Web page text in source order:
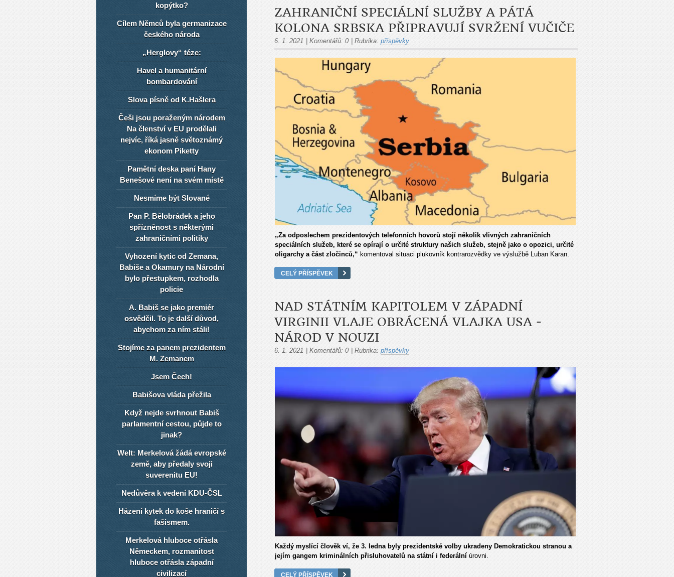
ZAHRANIČNÍ SPECIÁLNÍ SLUŽBY A PÁTÁ
KOLONA SRBSKA PŘIPRAVUJÍ SVRŽENÍ VUČIČE
6. 1. 2021 Komentářů: 0 Rubrika: příspěvky
„Za odposlechem prezidentových telefonních hovorů stojí několik vlivných zahraničních
speciálních služeb, které se opírají o určité struktury našich služeb, stejně jako o opozici, určité
oligarchy a část zločinců,“ komentoval situaci plukovník kontrarozvědky ve výslužbě Luban Karan.
CELÝ PŘÍSPĚVEK
NAD STÁTNÍM KAPITOLEM V ZÁPADNÍ
VIRGINII VLAJE OBRÁCENÁ VLAJKA USA -
NÁROD V NOUZI
6. 1. 2021 Komentářů: 0 Rubrika: příspěvky
Každý myslící člověk ví, že 3. ledna byly prezidentské volby ukradeny Demokratickou stranou a
jejím gangem kriminálních přisluhovatelů na státní i federální úrovni.
CELÝ PŘÍSPĚVEK
kopýtko?
Cílem Němců byla germanizace
českého národa
„Herglovy“ téze:
Havel a humanitární
bombardování
Slova písně od K.Hašlera
Češi jsou poraženým národem
Na členství v EU prodělali
nejvíc, říká jasně světoznámý
ekonom Piketty
Pamětní deska paní Hany
Benešové není na svém místě
Nesmíme být Slované
Pan P. Bělobrádek a jeho
spřízněnost s některými
zahraničními politiky
Vyhození kytic od Zemana,
Babiše a Okamury na Národní
bylo přestupkem, rozhodla
policie
A. Babiš se jako premiér
osvědčil. To je další důvod,
abychom za ním stáli!
Stojíme za panem prezidentem
M. Zemanem
Jsem Čech!
Babišova vláda přežila
Když nejde svrhnout Babiš
parlamentní cestou, půjde to
jinak?
Welt: Merkelová žádá evropské
země, aby předaly svoji
suverenitu EU!
Nedůvěra k vedení KDU-ČSL
Házení kytek do koše hraničí s
fašismem.
Merkelová hluboce otřásla
Německem, rozmanitost
hluboce otřásla západní
civilizací